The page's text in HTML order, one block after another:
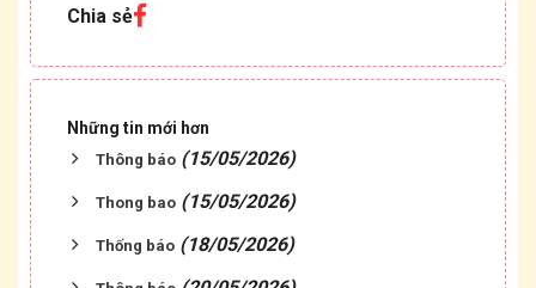
Chia sẻ
Những tin mới hơn
Thông báo (15/05/2026)
Thong bao (15/05/2026)
Thống báo (18/05/2026)